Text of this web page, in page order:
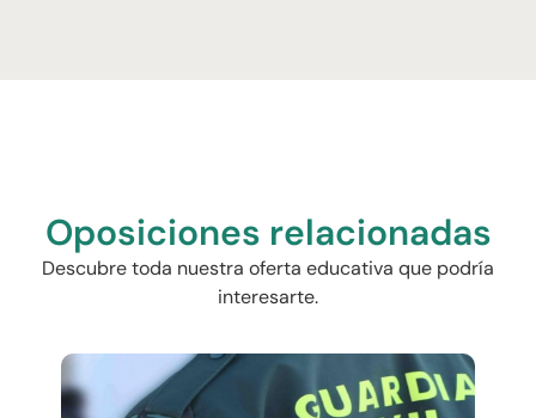
Oposiciones relacionadas
Descubre toda nuestra oferta educativa que podría
interesarte.